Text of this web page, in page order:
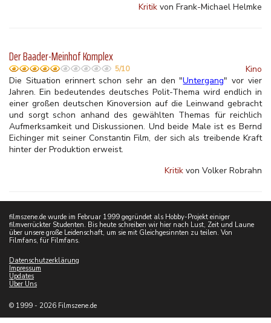
Kritik von Frank-Michael Helmke
Der Baader-Meinhof Komplex
5/10
Kino
Die Situation erinnert schon sehr an den "Untergang" vor vier
Jahren. Ein bedeutendes deutsches Polit-Thema wird endlich in
einer großen deutschen Kinoversion auf die Leinwand gebracht
und sorgt schon anhand des gewählten Themas für reichlich
Aufmerksamkeit und Diskussionen. Und beide Male ist es Bernd
Eichinger mit seiner Constantin Film, der sich als treibende Kraft
hinter der Produktion erweist.
Kritik von Volker Robrahn
filmszene.de wurde im Februar 1999 gegründet als Hobby-Projekt einiger
filmverrückter Studenten. Bis heute schreiben wir hier nach Lust, Zeit und Laune
über unsere große Leidenschaft, um sie mit Gleichgesinnten zu teilen. Von
Filmfans, für Filmfans.
Datenschutzerklärung
Impressum
Updates
Über Uns
© 1999 - 2026 Filmszene.de